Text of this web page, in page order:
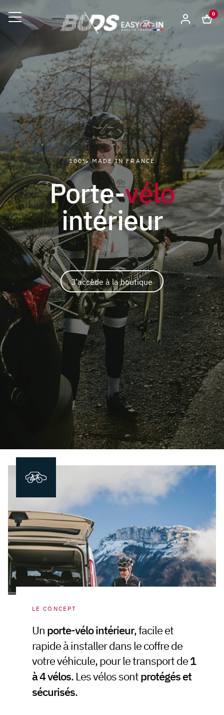
0
100% MADE IN FRANCE
Porte-vélo
intérieur
J’accède à la boutique
LE CONCEPT
Un porte-vélo intérieur, facile et
rapide à installer dans le coffre de
votre véhicule, pour le transport de1
à 4 vélos. Les vélos sontprotégés et
sécurisés.